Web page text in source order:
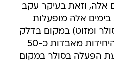
אלה, וזאת בעיקר עקב
אלה מופעלות
ומזוט) במקום בדלק
הראשי (גז טבעי), ומקצת היחידות מאבדות כ-50
הפעלה בסולר במקום